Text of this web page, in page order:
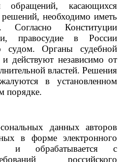
касающихся
необходимо иметь
Конституции
правосудие в России
судом. Органы судебной
и действуют независимо от
властей. Решения
в установленном
порядке.
данных авторов
в форме электронного
и обрабатывается с
российского